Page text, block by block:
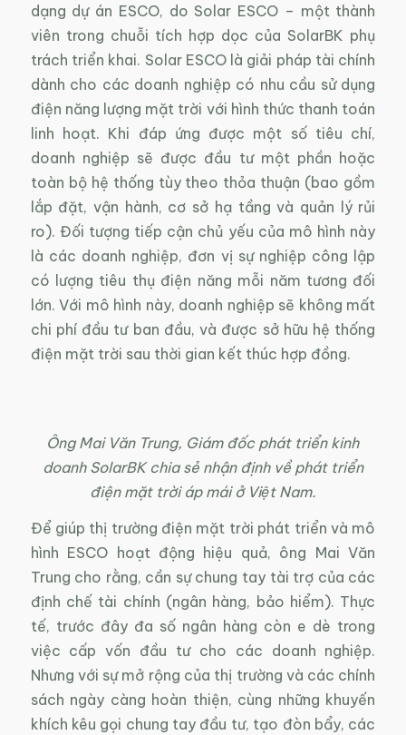
dạng dự án ESCO, do Solar ESCO – một thành
viên trong chuỗi tích hợp dọc của SolarBK phụ
trách triển khai. Solar ESCO là giải pháp tài chính
dành cho các doanh nghiệp có nhu cầu sử dụng
điện năng lượng mặt trời với hình thức thanh toán
linh hoạt. Khi đáp ứng được một số tiêu chí,
doanh nghiệp sẽ được đầu tư một phần hoặc
toàn bộ hệ thống tùy theo thỏa thuận (bao gồm
lắp đặt, vận hành, cơ sở hạ tầng và quản lý rủi
ro). Đối tượng tiếp cận chủ yếu của mô hình này
là các doanh nghiệp, đơn vị sự nghiệp công lập
có lượng tiêu thụ điện năng mỗi năm tương đối
lớn. Với mô hình này, doanh nghiệp sẽ không mất
chi phí đầu tư ban đầu, và được sở hữu hệ thống
điện mặt trời sau thời gian kết thúc hợp đồng.
Ông Mai Văn Trung, Giám đốc phát triển kinh
doanh SolarBK chia sẻ nhận định về phát triển
điện mặt trời áp mái ở Việt Nam.
Để giúp thị trường điện mặt trời phát triển và mô
hình ESCO hoạt động hiệu quả, ông Mai Văn
Trung cho rằng, cần sự chung tay tài trợ của các
định chế tài chính (ngân hàng, bảo hiểm). Thực
tế, trước đây đa số ngân hàng còn e dè trong
việc cấp vốn đầu tư cho các doanh nghiệp.
Nhưng với sự mở rộng của thị trường và các chính
sách ngày càng hoàn thiện, cùng những khuyến
khích kêu gọi chung tay đầu tư, tạo đòn bẩy, các